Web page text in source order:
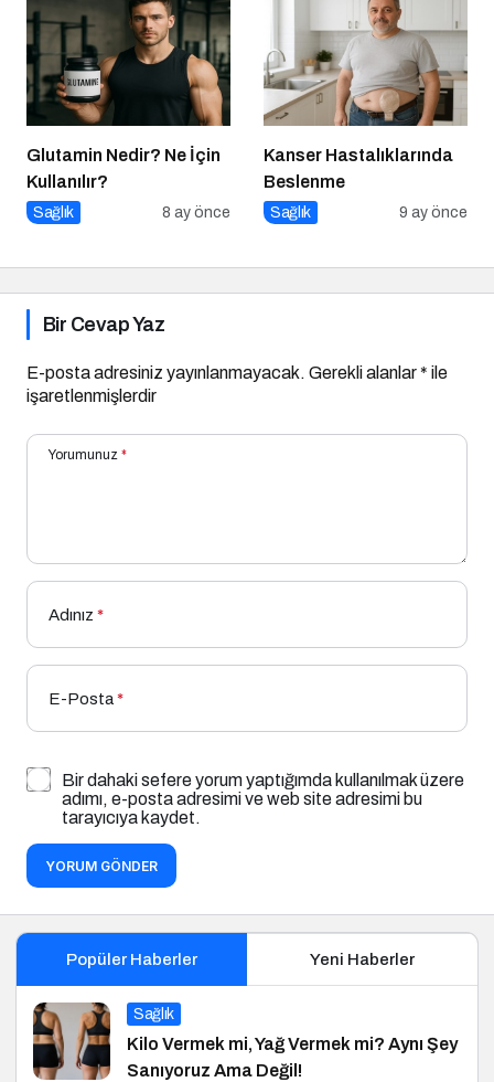
Glutamin Nedir? Ne İçin
Kullanılır?
Sağlık 8 ay önce
Kanser Hastalıklarında
Beslenme
Sağlık 9 ay önce
Bir Cevap Yaz
E-posta adresiniz yayınlanmayacak. Gerekli alanlar* ile
işaretlenmişlerdir
Yorumunuz *
Adınız *
E-Posta*
Bir dahaki sefere yorum yaptığımda kullanılmak üzere
adımı, e-posta adresimi ve web site adresimi bu
tarayıcıya kaydet.
YORUM GÖNDER
Popüler Haberler Yeni Haberler
Sağlık
Kilo Vermek mi, Yağ Vermek mi? Aynı Şey
Sanıyoruz Ama Değil!